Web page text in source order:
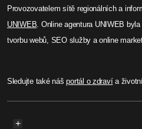
Provozovatelem sítě regionálních a
UNIWEB . Online agentura UNIWEB
tvorbu webů, SEO služby a online
Sledujte také nášportál o zdravía
+